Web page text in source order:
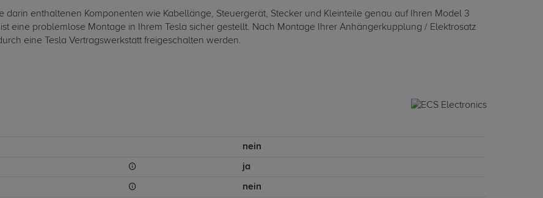
darin enthaltenen Komponenten wie Kabellänge, Steuergerät, Stecker und Kleinteile genau auf Ihren Model 3
eine problemlose Montage in Ihrem Tesla sicher gestellt. Nach Montage Ihrer Anhängerkupplung / Elektrosatz
eine Tesla Vertragswerkstatt freigeschalten werden.
nein
ja
nein